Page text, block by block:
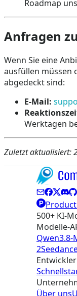
Roadmap
Anfragen
Wenn Sie eine
ausfüllen müssen
abgedeckt sind:
E-Mail:
Werktagen
Zuletzt aktualisiert:
500+ KI-
Modelle-
Qwen3.8-
2
Entwickler
Über uns